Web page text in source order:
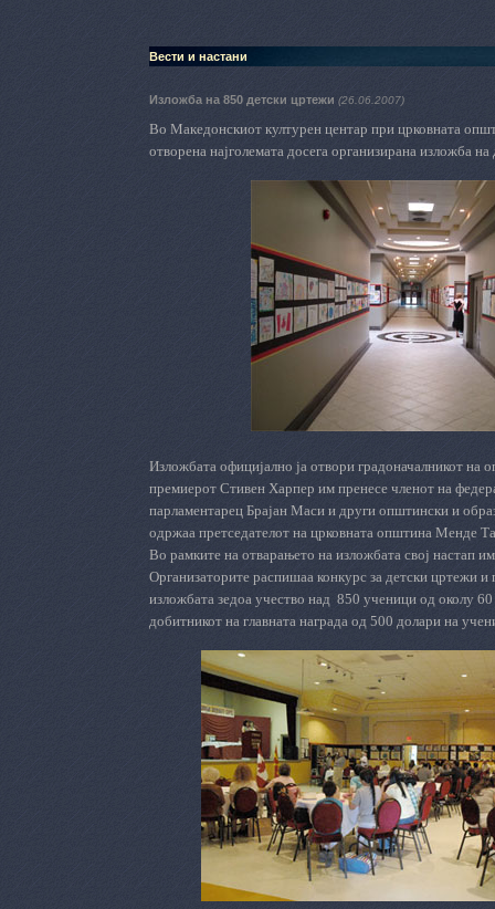
Вести и настани
Изложба на 850 детски цртежи (26.06.2007)
Во Македонскиот културен центар при црковната
отворена најголемата досега организирана изложба
Изложбата официјално ја отвори градоначалникот на
премиерот Стивен Харпер им пренесе членот на
парламентарец Брајан Маси и други општински и
одржаа претседателот на црковната општина Менде
Во рамките на отварањето на изложбата свој настап
Организаторите распишаа конкурс за детски цртежи
изложбата зедоа учество над 850 ученици од околу
добитникот на главната награда од 500 долари на